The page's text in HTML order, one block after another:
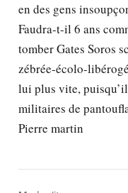
en des gens
Faudra-t-il 6 ans
tomber Gates Soros
zébrée-écolo-
lui plus vite,
militaires de
Pierre martin